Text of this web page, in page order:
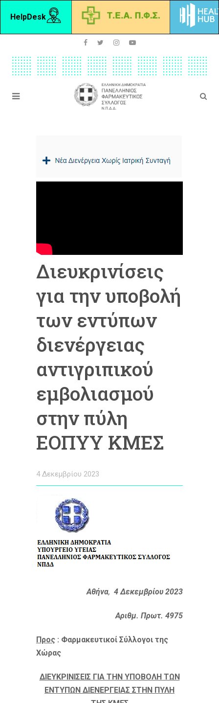
HelpDesk
Διευκρινίσεις
για την υποβολή
των εντύπων
διενέργειας
αντιγριπικού
εμβολιασμού
στην πύλη
ΕΟΠΥΥ ΚΜΕΣ
4 Δεκεμβρίου 2023
Αθήνα, 4 Δεκεμβρίου 2023
Αριθμ. Πρωτ. 4975
Προς : Φαρμακευτικοί Σύλλογοι της
Χώρας
ΔΙΕΥΚΡΙΝΙΣΕΙΣ ΓΙΑ ΤΗΝ ΥΠΟΒΟΛΗ ΤΩΝ
ΕΝΤΥΠΩΝ ΔΙΕΝΕΡΓΕΙΑΣ ΣΤΗΝ ΠΥΛΗ